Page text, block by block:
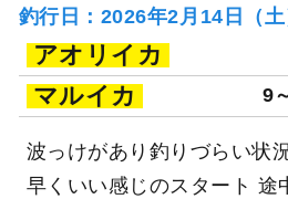
釣行日：2026年2月14日（土
アオリイカ
マルイカ 9
波っけがあり釣りづらい状
早くいい感じのスタート 途